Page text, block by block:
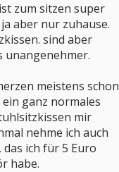
zum sitzen super
aber nur zuhause.
sind aber
unangenehmer.
meistens schon
ganz normales
mir
nehme ich auch
ich für 5 Euro
habe.